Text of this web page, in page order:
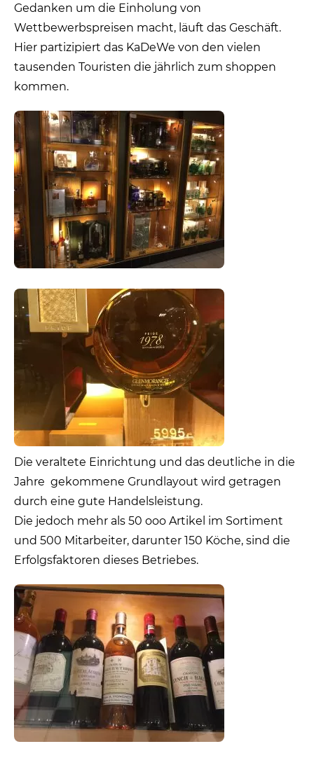
Gedanken um die Einholung von
Wettbewerbspreisen macht, läuft das Geschäft.
Hier partizipiert das KaDeWe von den vielen
tausenden Touristen die jährlich zum shoppen
kommen.
Die veraltete Einrichtung und das deutliche in die
Jahre gekommene Grundlayout wird getragen
durch eine gute Handelsleistung.
Die jedoch mehr als 50 ooo Artikel im Sortiment
und 500 Mitarbeiter, darunter 150 Köche, sind die
Erfolgsfaktoren dieses Betriebes.